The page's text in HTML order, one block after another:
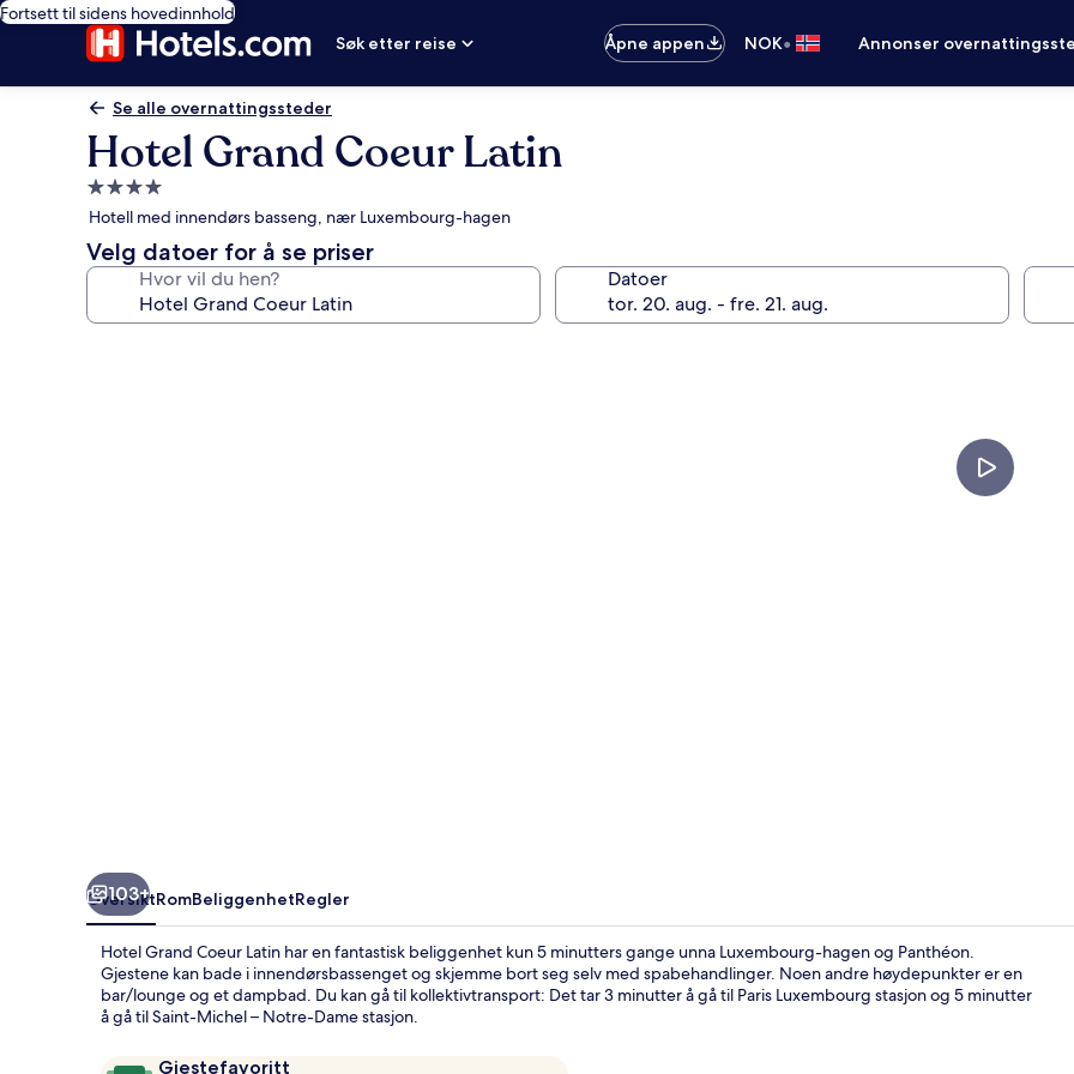
Fortsett til sidens hovedinnhold
Søk etter reise
Åpne appen NOK• Annonser
Se alle overnattingssteder
Hotel Grand Coeur Latin
Overnattingssted
med
4.0
stjerner
Hotell med innendørs basseng, nær Luxembourg-hagen
Velg datoer for å se priser
Hvor vil du hen? Datoer
103+
OversiktRomBeliggenhetRegler
Hotel Grand Coeur Latin har en fantastisk beliggenhet kun 5 minutters gange unna Luxembourg-hagen og Panthéon.
Gjestene kan bade i innendørsbassenget og skjemme bort seg selv med spabehandlinger. Noen andre høydepunkter er en
bar/lounge og et dampbad. Du kan gå til kollektivtransport: Det tar 3 minutter å gå til Paris Luxembourg stasjon og 5 minutter
å gå til Saint-Michel – Notre-Dame stasjon.
AnmeldelserGjestefavoritt
9,6